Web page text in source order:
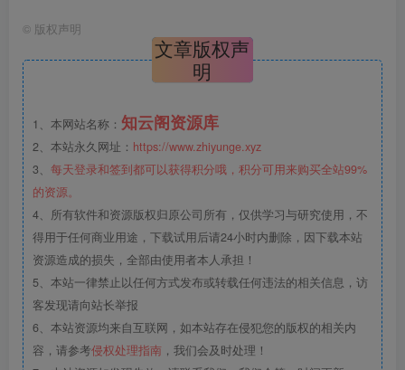
© 版权声明
文章版权声
明
1、本网站名称： 知云阁资源库
2、本站永久网址： https://www.zhiyunge.xyz
3、 每天登录和签到都可以获得积分哦，积分可用来购买全站99%
的资源。
4、所有软件和资源版权归原公司所有，仅供学习与研究使用，不
得用于任何商业用途，下载试用后请24小时内删除，因下载本站
资源造成的损失，全部由使用者本人承担！
5、本站一律禁止以任何方式发布或转载任何违法的相关信息，访
客发现请向站长举报
6、本站资源均来自互联网，如本站存在侵犯您的版权的相关内
容，请参考侵权处理指南 ，我们会及时处理！